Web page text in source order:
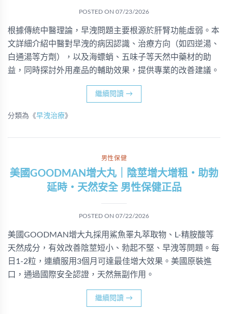
POSTED ON 07/23/2026
根據傳統中醫理論，早洩問題主要根源於肝腎功能虛弱。本
文詳細介紹中醫對早洩的病因認識、治療方向（如四逆湯、
白通湯等方劑），以及海螵蛸、五味子等天然中藥材的助
益，同時探討外用產品的輔助效果，提供專業的改善建議。
繼續閱讀 →
分類為《早洩治療》
男性保健
美國GOODMAN增大丸｜陰莖增大增粗・助勃
延時・天然安全 男性保健正品
POSTED ON 07/22/2026
美國GOODMAN增大丸採用鯊魚睪丸萃取物、L-精胺酸等
天然成分，有效改善陰莖短小、勃起不堅、早洩等問題。每
日1-2粒，連續服用3個月可達最佳增大效果。美國原裝進
口，通過國際安全認證，天然無副作用。
繼續閱讀 →